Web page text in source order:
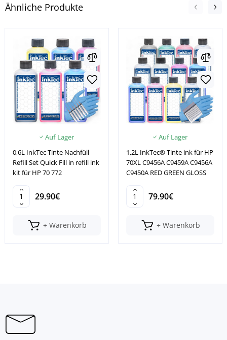
Ähnliche Produkte
Auf Lager
0,6L InkTec Tinte Nachfüll
Refill Set Quick Fill in refill ink
kit für HP 70 772
29.90€
+ Warenkorb
Auf Lager
1,2L InkTec® Tinte ink für HP
70XL C9456A C9459A C9456A
C9450A RED GREEN GLOSS
79.90€
+ Warenkorb